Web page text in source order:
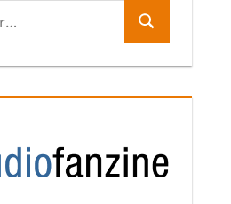
Rechercher